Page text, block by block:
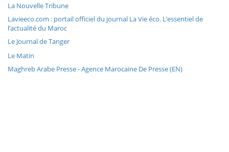
La Nouvelle Tribune
Lavieeco.com : portail officiel du journal La Vie éco. L’essentiel de
l’actualité du Maroc
Le Journal de Tanger
Le Matin
Maghreb Arabe Presse - Agence Marocaine De Presse (EN)